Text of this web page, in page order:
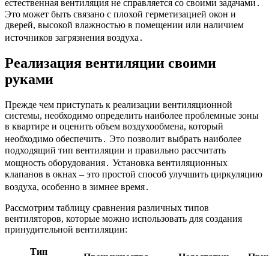
естественная вентиляция не справляется со своими задачами․
Это может быть связано с плохой герметизацией окон и
дверей, высокой влажностью в помещении или наличием
источников загрязнения воздуха․
Реализация вентиляции своими
руками
Прежде чем приступать к реализации вентиляционной
системы, необходимо определить наиболее проблемные зоны
в квартире и оценить объем воздухообмена, который
необходимо обеспечить․ Это позволит выбрать наиболее
подходящий тип вентиляции и правильно рассчитать
мощность оборудования․ Установка вентиляционных
клапанов в окнах – это простой способ улучшить циркуляцию
воздуха, особенно в зимнее время․
Рассмотрим таблицу сравнения различных типов
вентиляторов, которые можно использовать для создания
принудительной вентиляции:
Тип